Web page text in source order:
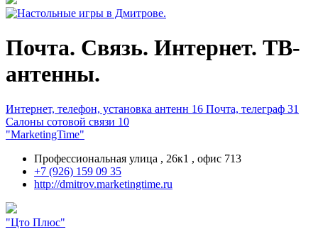
Почта. Связь. Интернет. ТВ-
антенны.
Интернет, телефон, установка антенн 16 Почта, телеграф 31
Салоны сотовой связи 10
"MarketingTime"
Профессиональная улица , 26к1 , офис 713
+7 (926) 159 09 35
http://dmitrov.marketingtime.ru
"Цто Плюс"